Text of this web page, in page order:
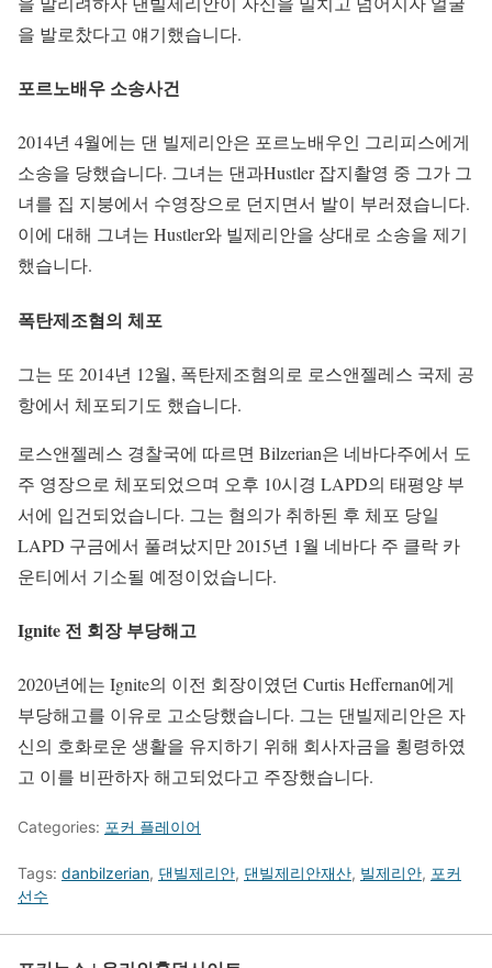
을 발로찼다고 얘기했습니다.
포르노배우 소송사건
2014년 4월에는 댄 빌제리안은 포르노배우인 그리피스에게
소송을 당했습니다. 그녀는 댄과Hustler 잡지촬영 중 그가 그
녀를 집 지붕에서 수영장으로 던지면서 발이 부러졌습니다.
이에 대해 그녀는 Hustler와 빌제리안을 상대로 소송을 제기
했습니다.
폭탄제조혐의 체포
그는 또 2014년 12월, 폭탄제조혐의로 로스앤젤레스 국제 공
항에서 체포되기도 했습니다.
로스앤젤레스 경찰국에 따르면 Bilzerian은 네바다주에서 도
주 영장으로 체포되었으며 오후 10시경 LAPD의 태평양 부
서에 입건되었습니다. 그는 혐의가 취하된 후 체포 당일
LAPD 구금에서 풀려났지만 2015년 1월 네바다 주 클락 카
운티에서 기소될 예정이었습니다.
Ignite 전 회장 부당해고
2020년에는 Ignite의 이전 회장이였던 Curtis Heffernan에게
부당해고를 이유로 고소당했습니다. 그는 댄빌제리안은 자
신의 호화로운 생활을 유지하기 위해 회사자금을 횡령하였
고 이를 비판하자 해고되었다고 주장했습니다.
Categories: 포커 플레이어
Tags: danbilzerian, 댄빌제리안, 댄빌제리안재산, 빌제리안, 포커
선수